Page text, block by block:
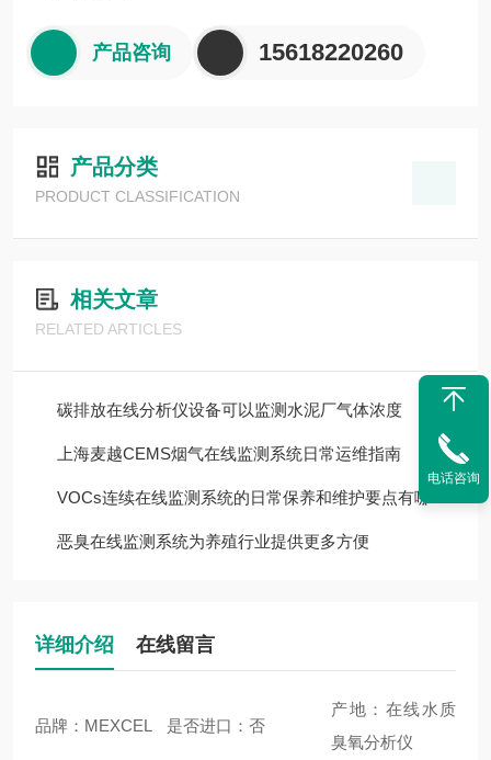
产品咨询 15618220260
产品分类
PRODUCT CLASSIFICATION
相关文章
RELATED ARTICLES
碳排放在线分析仪设备可以监测水泥厂气体浓度
上海麦越CEMS烟气在线监测系统日常运维指南
VOCs连续在线监测系统的日常保养和维护要点有哪些 上海麦越
恶臭在线监测系统为养殖行业提供更多方便
详细介绍 在线留言
品牌：MEXCEL 是否进口：否
产地：在线水质
臭氧分析仪
电话咨询